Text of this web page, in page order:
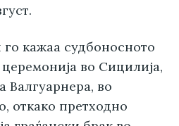
кажаа судбоносното
во Сицилија,
Валгуарнера, во
откако претходно